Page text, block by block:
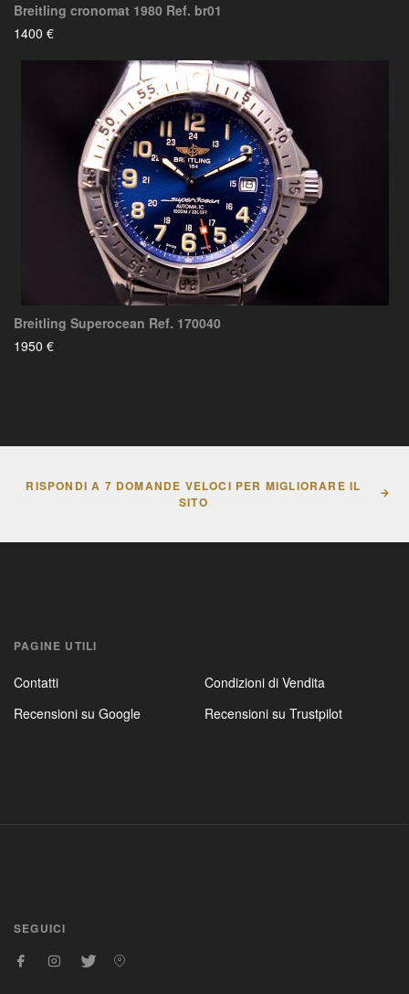
Breitling cronomat 1980 Ref. br01
1400 €
Breitling Superocean Ref. 170040
1950 €
RISPONDI A 7 DOMANDE VELOCI PER MIGLIORARE IL
SITO
PAGINE UTILI
Contatti
Condizioni di Vendita
Recensioni su Google
Recensioni su Trustpilot
SEGUICI